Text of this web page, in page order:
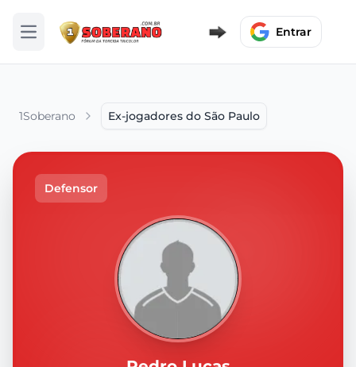
Abrir menu Entrar
1Soberano Ex-jogadores do São Paulo
Defensor